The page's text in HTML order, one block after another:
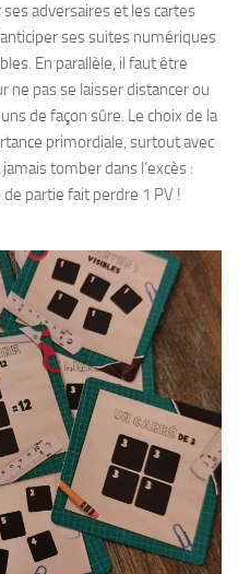
adversaires et les cartes
ses suites numériques
En parallèle, il faut être
ne pas se laisser distancer ou
de façon sûre. Le choix de la
primordiale, surtout avec
tomber dans l’excès :
partie fait perdre 1 PV !